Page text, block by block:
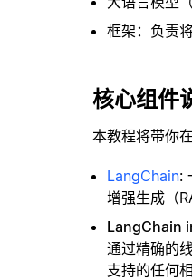
框架：负责
核心组件
本教程将带你
LangChain:
增强生成（
LangChain
通过精确的
支持的任何